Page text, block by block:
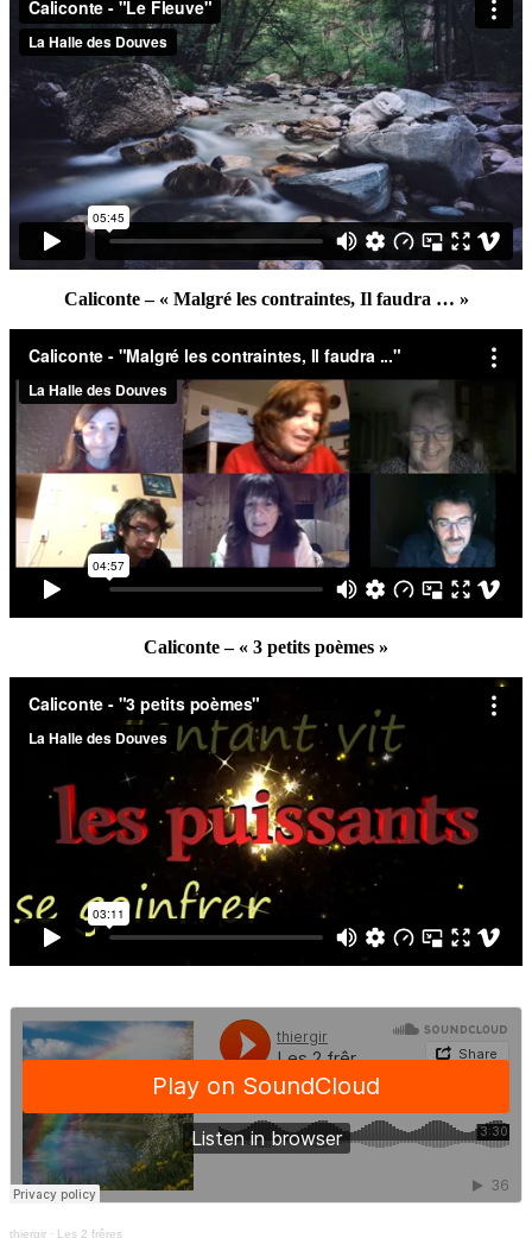
Caliconte – « Malgré les contraintes, Il faudra … »
Caliconte – « 3 petits poèmes »
thiergir · Les 2 frêres